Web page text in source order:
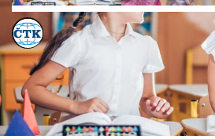
ČTK
25. dub 2025, 12:25
Omezit odklady zahájení
docházky nebo zrušit do
přípravné třídy základní